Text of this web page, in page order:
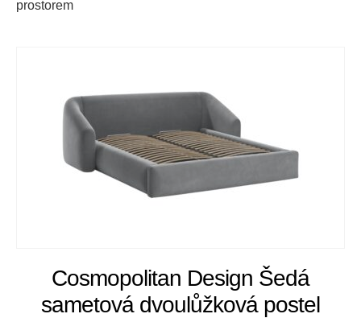
prostorem
Cosmopolitan Design Šedá
sametová dvoulůžková postel